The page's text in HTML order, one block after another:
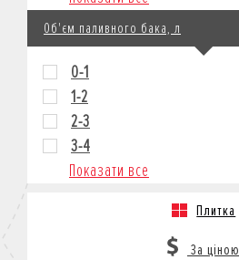
Об'єм паливного бака, л
0-1
1-2
2-3
3-4
Показати все
Плитка
За ціною